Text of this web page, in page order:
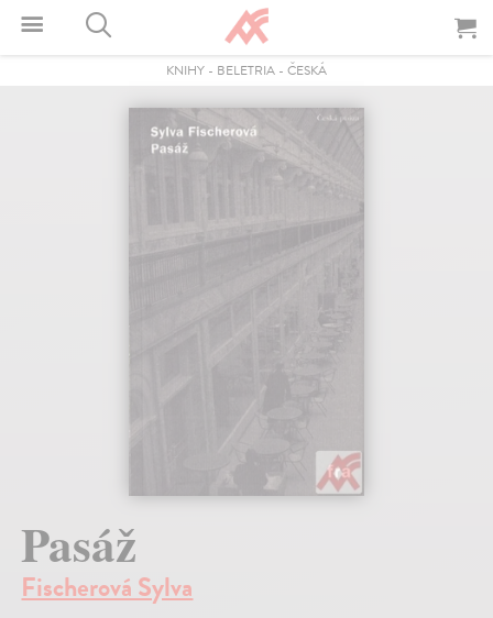
KNIHY - BELETRIA - ČESKÁ
Pasáž
Fischerová Sylva